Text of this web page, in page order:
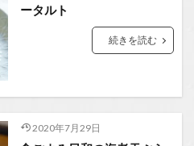
ータルト
続きを読む
2020年7月29日